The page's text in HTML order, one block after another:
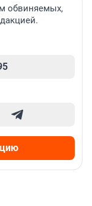
обвиняемых,